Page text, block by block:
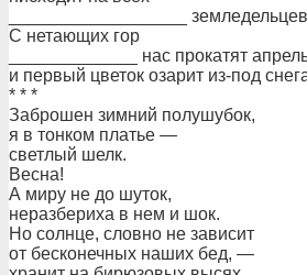
__________________
С нетающих гор
_____________ нас прокатят
и первый цветок озарит из-под
* * *
Заброшен зимний полушубок,
я в тонком платье —
светлый шелк.
Весна!
А миру не до шуток,
неразбериха в нем и шок.
Но солнце, словно не зависит
от бесконечных наших бед, —